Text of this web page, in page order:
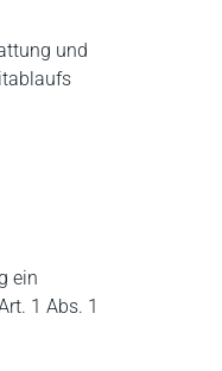
und
ein
1 Abs. 1